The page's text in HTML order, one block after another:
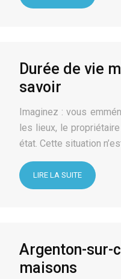
Durée de vie
savoir
Imaginez : vous
les lieux, le
état. Cette situation
LIRE LA SUITE
Argenton-sur-
maisons